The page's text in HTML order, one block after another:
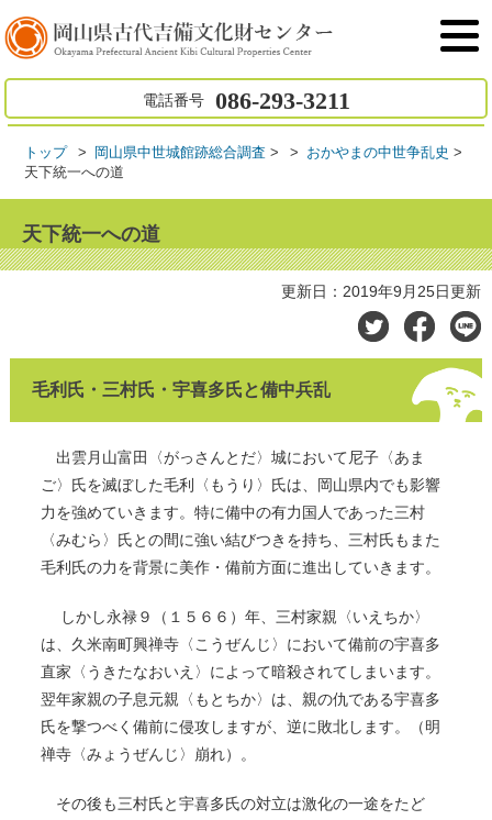
電話番号 086-293-3211
トップ 岡山県中世城館跡総合調査 > おかやまの中世争乱史 >
天下統一への道
天下統一への道
更新日：2019年9月25日更新
毛利氏・三村氏・宇喜多氏と備中兵乱
出雲月山富田〈がっさんとだ〉城において尼子〈あま
ご〉氏を滅ぼした毛利〈もうり〉氏は、岡山県内でも影響
力を強めていきます。特に備中の有力国人であった三村
〈みむら〉氏との間に強い結びつきを持ち、三村氏もまた
毛利氏の力を背景に美作・備前方面に進出していきます。
しかし永禄９（１５６６）年、三村家親〈いえちか〉
は、久米南町興禅寺〈こうぜんじ〉において備前の宇喜多
直家〈うきたなおいえ〉によって暗殺されてしまいます。
翌年家親の子息元親〈もとちか〉は、親の仇である宇喜多
氏を撃つべく備前に侵攻しますが、逆に敗北します。（明
禅寺〈みょうぜんじ〉崩れ）。
その後も三村氏と宇喜多氏の対立は激化の一途をたど